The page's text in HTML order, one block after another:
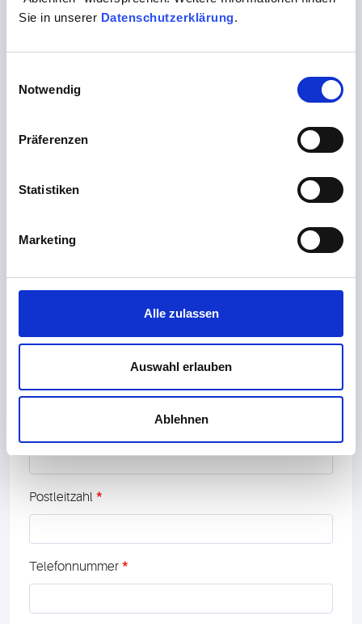
Sie in unserer Datenschutzerklärung.
Notwendig
Präferenzen
Statistiken
Marketing
Alle zulassen
Auswahl erlauben
Ablehnen
Sarstedtbehälter. Eine Schritt-für-Schritt-Anleitung zum
Probenkurier anfragen
Praxisname
Postleitzahl *
Telefonnummer *